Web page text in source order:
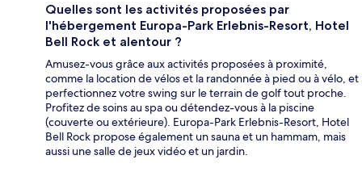
Quelles sont les activités proposées par
l'hébergement Europa-Park Erlebnis-Resort, Hotel
Bell Rock et alentour ?
Amusez-vous grâce aux activités proposées à proximité,
comme la location de vélos et la randonnée à pied ou à vélo, et
perfectionnez votre swing sur le terrain de golf tout proche.
Profitez de soins au spa ou détendez-vous à la piscine
(couverte ou extérieure). Europa-Park Erlebnis-Resort, Hotel
Bell Rock propose également un sauna et un hammam, mais
aussi une salle de jeux vidéo et un jardin.